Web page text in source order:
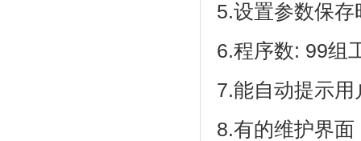
5.设置参数保存
6.程序数: 99组工
7.能自动提示用
8.有的维护界面